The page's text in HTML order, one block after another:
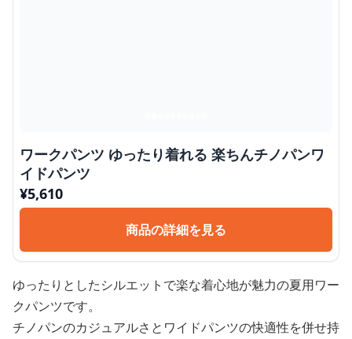
ワークパンツ ゆったり着れる 楽ちんチノパンワ
イドパンツ
¥5,610
商品の詳細を見る
ゆったりとしたシルエットで楽な着心地が魅力の夏用ワー
クパンツです。
チノパンのカジュアルさとワイドパンツの快適性を併せ持